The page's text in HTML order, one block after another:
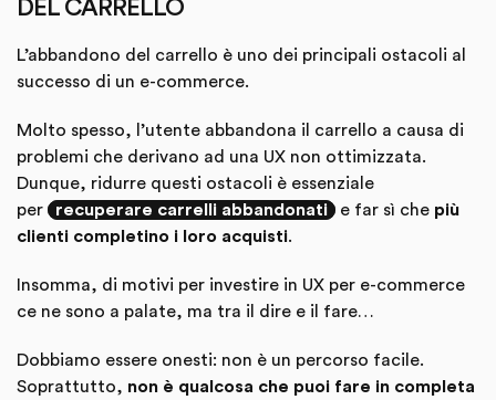
DEL CARRELLO
L’abbandono del carrello è uno dei principali ostacoli al
successo di un e-commerce.
Molto spesso, l’utente abbandona il carrello a causa di
problemi che derivano ad una UX non ottimizzata.
Dunque, ridurre questi ostacoli è essenziale
per
recuperare carrelli abbandonati e far sì che più
clienti completino i loro acquisti.
Insomma, di motivi per investire in UX per e-commerce
ce ne sono a palate, ma tra il dire e il fare…
Dobbiamo essere onesti: non è un percorso facile.
Soprattutto, non è qualcosa che puoi fare in completa